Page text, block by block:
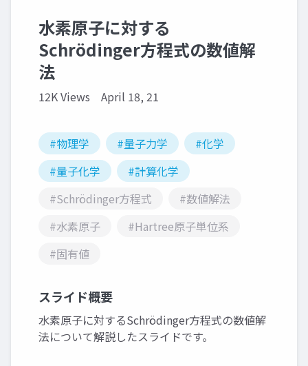
水素原子に対する
Schrödinger方程式の数値解
法
12K Views April 18, 21
#物理学 #量子力学
#化学
#量子化学
#計算化学
#Schrödinger方程式
#数値解法
#水素原子
#Hartree原子単位系
#固有値
スライド概要
水素原子に対するSchrödinger方程式の数値解
法について解説したスライドです。